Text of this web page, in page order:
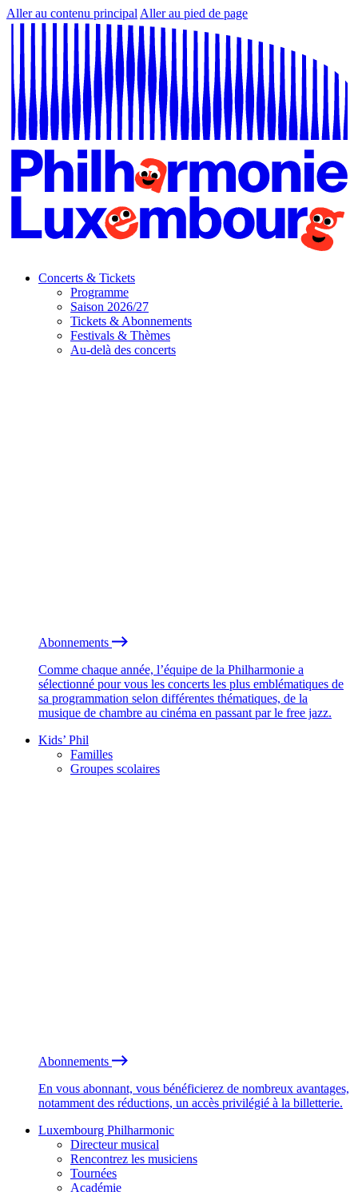
Aller au contenu principal Aller au pied de page
Concerts & Tickets
Programme
Saison 2026/27
Tickets & Abonnements
Festivals & Thèmes
Au-delà des concerts
Abonnements
Comme chaque année, l’équipe de la Philharmonie a
sélectionné pour vous les concerts les plus emblématiques de
sa programmation selon différentes thématiques, de la
musique de chambre au cinéma en passant par le free jazz.
Kids’ Phil
Familles
Groupes scolaires
Abonnements
En vous abonnant, vous bénéficierez de nombreux avantages,
notamment des réductions, un accès privilégié à la billetterie.
Luxembourg Philharmonic
Directeur musical
Rencontrez les musiciens
Tournées
Académie